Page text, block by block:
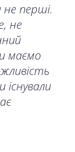
перші.
не
маємо